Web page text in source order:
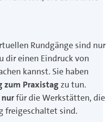
Rundgänge sind nur
dir einen Eindruck von
kannst. Sie haben
zum Praxistag zu tun.
nurfür die Werkstätten, die
freigeschaltet sind.